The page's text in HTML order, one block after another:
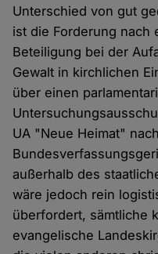
Unterschied von gut
ist die Forderung nach
Beteiligung bei der
Gewalt in kirchlichen
über einen
UA "Neue Heimat"
außerhalb des
wäre jedoch rein
überfordert, sämtliche
evangelische